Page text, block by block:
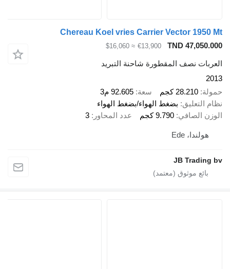
Chereau Koel vries Carrier Vector 1950
TND
€13,900
≈ $16,060
نصف المقطورة شاحنة التبريد
28.210 كجم سعة 92.605 م3
التعليق بضغط الهواء/بضغط الهواء
الصافي 9.790 كجم عدد المحاور 3
هولندا، Ede
JB Trading